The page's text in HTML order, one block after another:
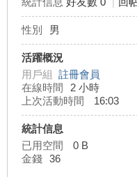
性別 男
活躍概況
用戶組 註冊會員
在線時間
2 小時
上次活動時間
16:03
統計信息
已用空間
0 B
金錢 36